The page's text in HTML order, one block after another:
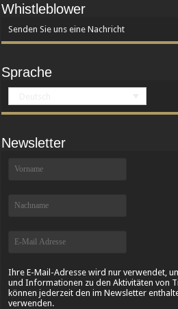
Whistleblower
Senden Sie uns eine Nachricht
Sprache
Newsletter
Ihre E-Mail-Adresse wird nur verwendet,
und Informationen zu den Aktivitäten von
können jederzeit den im Newsletter
verwenden.